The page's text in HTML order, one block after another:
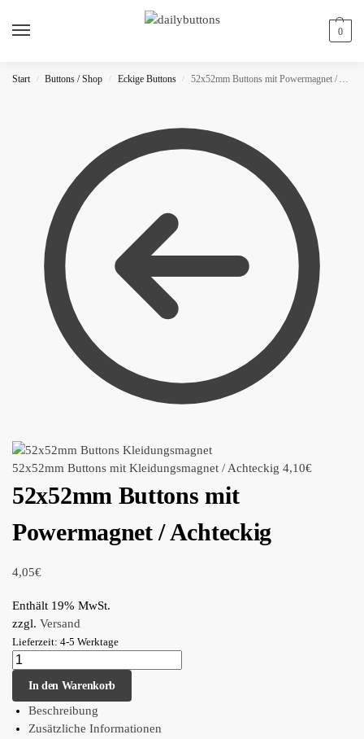
0
Start / Buttons / Shop / Eckige Buttons / 52x52mm Buttons mit Powermagnet / Achteckig
52x52mm Buttons mit Kleidungsmagnet / Achteckig 4,10€
52x52mm Buttons mit
Powermagnet / Achteckig
4,05€
Enthält 19% MwSt.
zzgl. Versand
Lieferzeit: 4-5 Werktage
In den Warenkorb
Beschreibung
Zusätzliche Informationen